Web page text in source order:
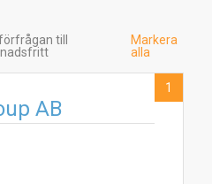
till
Markera
alla
AB
1